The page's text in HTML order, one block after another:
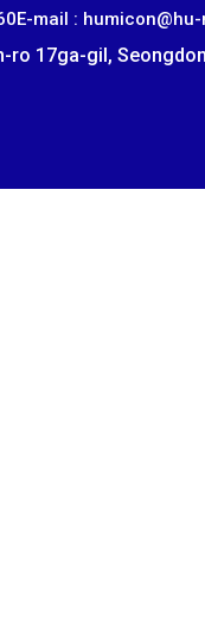
E-mail :
ro 17ga-gil,